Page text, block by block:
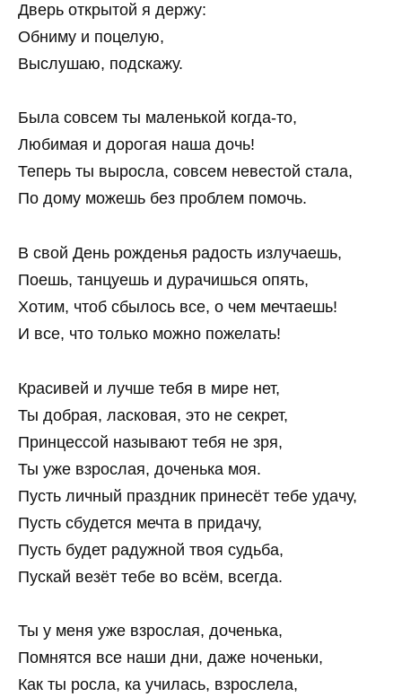
Дверь открытой я держу:
Обниму и поцелую,
Выслушаю, подскажу.
Была совсем ты маленькой когда-то,
Любимая и дорогая наша дочь!
Теперь ты выросла, совсем невестой стала,
По дому можешь без проблем помочь.
В свой День рожденья радость излучаешь,
Поешь, танцуешь и дурачишься опять,
Хотим, чтоб сбылось все, о чем мечтаешь!
И все, что только можно пожелать!
Красивей и лучше тебя в мире нет,
Ты добрая, ласковая, это не секрет,
Принцессой называют тебя не зря,
Ты уже взрослая, доченька моя.
Пусть личный праздник принесёт тебе удачу,
Пусть сбудется мечта в придачу,
Пусть будет радужной твоя судьба,
Пускай везёт тебе во всём, всегда.
Ты у меня уже взрослая, доченька,
Помнятся все наши дни, даже ноченьки,
Как ты росла, ка училась, взрослела,